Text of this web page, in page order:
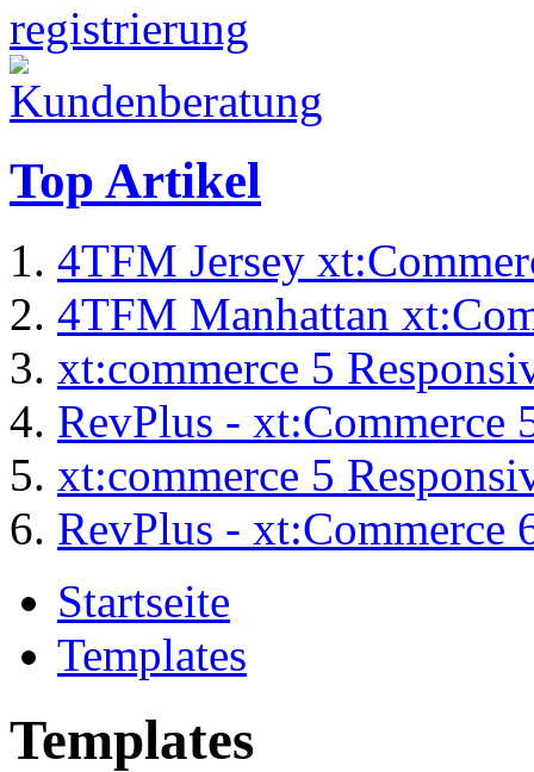
Top Artikel
4TFM Jersey
4TFM Manhattan
xt:commerce 5
RevPlus - xt:Commerce
xt:commerce 5
RevPlus - xt:Commerce
Startseite
Templates
Templates